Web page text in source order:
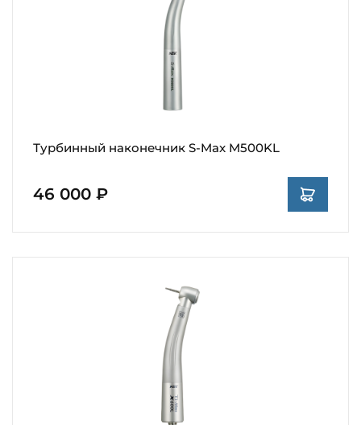
Турбинный наконечник S-Max M500KL
46 000 ₽